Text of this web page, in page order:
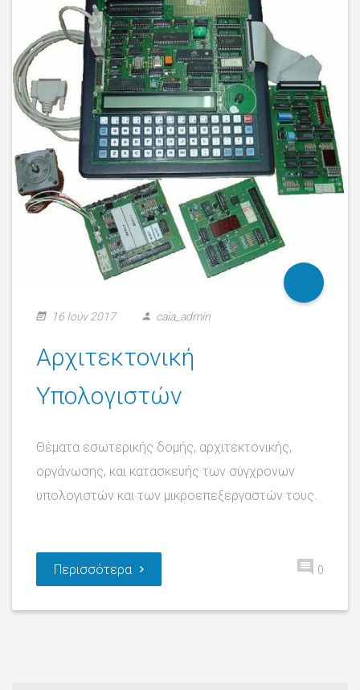
16 Ιούν 2017 caia_admin
Αρχιτεκτονική
Υπολογιστών
Θέματα εσωτερικής δομής, αρχιτεκτονικής,
οργάνωσης, και κατασκευής των σύγχρονων
υπολογιστών και των μικροεπεξεργαστών τους.
Περισσότερα 0